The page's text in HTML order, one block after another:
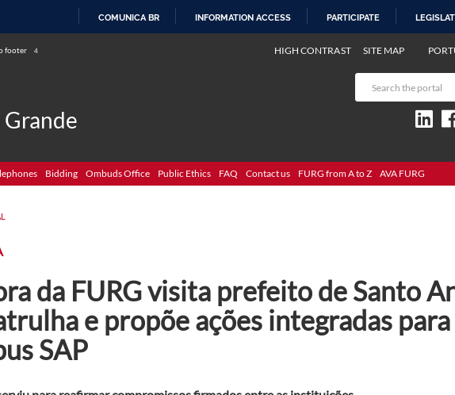
COMUNICA BR INFORMATION ACCESS PARTICIPATE
footer 4 HIGH CONTRAST SITE MAP
Grande
Bidding Ombuds Office Public Ethics FAQ Contact us FURG from A to Z AVA FURG
da FURG visita prefeito de Santo
e propõe ações integradas
SAP